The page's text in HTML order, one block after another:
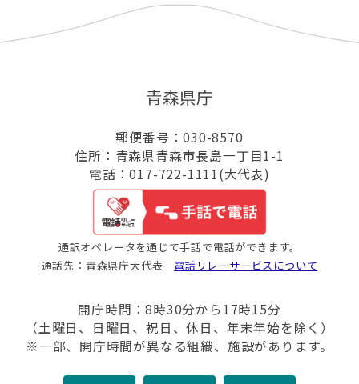
青森県庁
郵便番号：030-8570
住所：青森県青森市長島一丁目1-1
電話：017-722-1111(大代表)
通訳オペレータを通じて手話で電話ができます。
通話先：青森県庁大代表 電話リレーサービスについて
開庁時間：8時30分から17時15分
（土曜日、日曜日、祝日、休日、年末年始を除く）
※一部、開庁時間が異なる組織、施設があります。